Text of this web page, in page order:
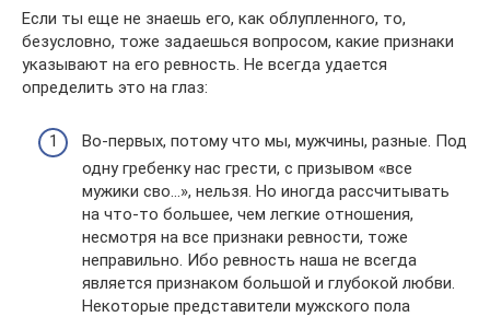
Если ты еще не знаешь его, как облупленного, то,
безусловно, тоже задаешься вопросом, какие признаки
указывают на его ревность. Не всегда удается
определить это на глаз:
Во-первых, потому что мы, мужчины, разные. Под
одну гребенку нас грести, с призывом «все
мужики сво…», нельзя. Но иногда рассчитывать
на что-то большее, чем легкие отношения,
несмотря на все признаки ревности, тоже
неправильно. Ибо ревность наша не всегда
является признаком большой и глубокой любви.
Некоторые представители мужского пола